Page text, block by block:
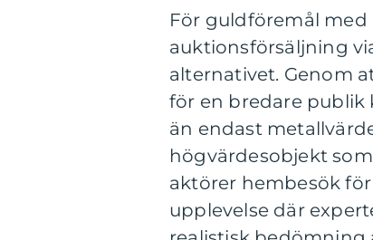
För guldföremål
auktionsförsäljning
alternativet. Genom
för en bredare publik
än endast
högvärdesobjekt
aktörer hembesök
upplevelse där